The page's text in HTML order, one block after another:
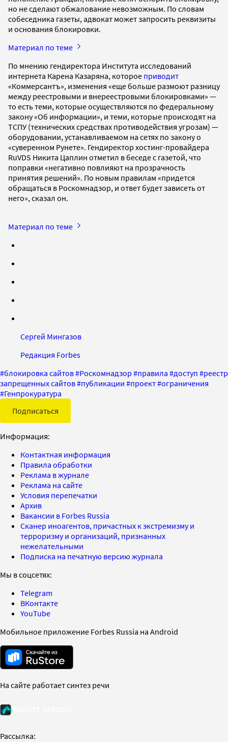
но не сделают обжалование невозможным. По словам
собеседника газеты, адвокат может запросить реквизиты
и основания блокировки.
Материал по теме
По мнению гендиректора Института исследований
интернета Карена Казаряна, которое приводит
«Коммерсантъ», изменения «еще больше размоют разницу
между реестровыми и внереестровыми блокировками» —
то есть теми, которые осуществляются по федеральному
закону «Об информации», и теми, которые происходят на
ТСПУ (технических средствах противодействия угрозам) —
оборудовании, устанавливаемом на сетях по закону о
«суверенном Рунете». Гендиректор хостинг-провайдера
RuVDS Никита Цаплин отметил в беседе с газетой, что
поправки «негативно повлияют на прозрачность
принятия решений». По новым правилам «придется
обращаться в Роскомнадзор, и ответ будет зависеть от
него», сказал он.
Материал по теме
Сергей Мингазов
Редакция Forbes
#блокировка сайтов#Роскомнадзор #правила #доступ #реестр
запрещенных сайтов#публикации #проект#ограничения
#Генпрокуратура
Подписаться
Информация:
Контактная информация
Правила обработки
Реклама в журнале
Реклама на сайте
Условия перепечатки
Архив
Вакансии в Forbes Russia
Сканер иноагентов, причастных к экстремизму и
терроризму и организаций, признанных
нежелательными
Подписка на печатную версию журнала
Мы в соцсетях:
Telegram
ВКонтакте
YouTube
Мобильное приложение Forbes Russia на Android
На сайте работает синтез речи
Рассылка: